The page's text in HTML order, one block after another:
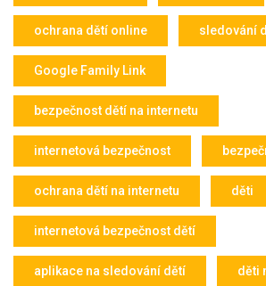
ochrana dětí online sledování
Google Family Link
bezpečnost dětí na internetu
internetová bezpečnost
ochrana dětí na internetu děti
internetová bezpečnost dětí
aplikace na sledování dětí děti